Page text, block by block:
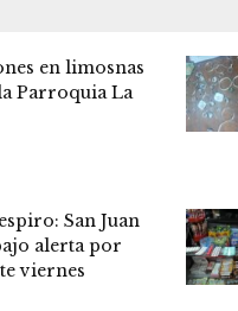
en limosnas
Parroquia La
San Juan
alerta por
viernes